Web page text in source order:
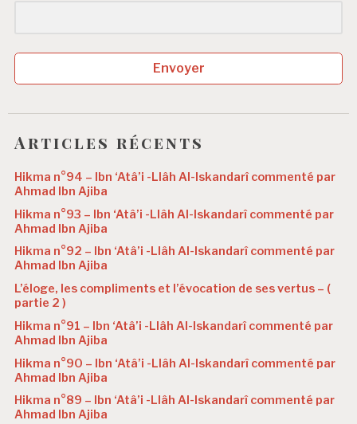
Envoyer
Articles récents
Hikma n°94 – Ibn ‘Atâ’i -Llâh Al-Iskandarî commenté par
Ahmad Ibn Ajiba
Hikma n°93 – Ibn ‘Atâ’i -Llâh Al-Iskandarî commenté par
Ahmad Ibn Ajiba
Hikma n°92 – Ibn ‘Atâ’i -Llâh Al-Iskandarî commenté par
Ahmad Ibn Ajiba
L’éloge, les compliments et l’évocation de ses vertus – (
partie 2 )
Hikma n°91 – Ibn ‘Atâ’i -Llâh Al-Iskandarî commenté par
Ahmad Ibn Ajiba
Hikma n°90 – Ibn ‘Atâ’i -Llâh Al-Iskandarî commenté par
Ahmad Ibn Ajiba
Hikma n°89 – Ibn ‘Atâ’i -Llâh Al-Iskandarî commenté par
Ahmad Ibn Ajiba